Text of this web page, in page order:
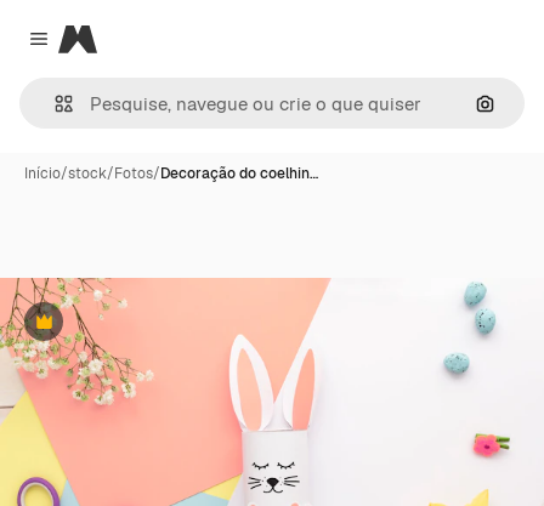
Close menu
Magnific
Início/stock/Fotos/Decoração do coelhin…
Premium